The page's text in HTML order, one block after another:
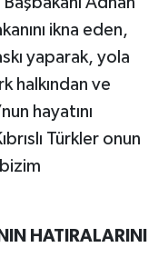
ikna eden,
yaparak, yola
halkından ve
hayatını
Türkler onun
HATIRALARINI